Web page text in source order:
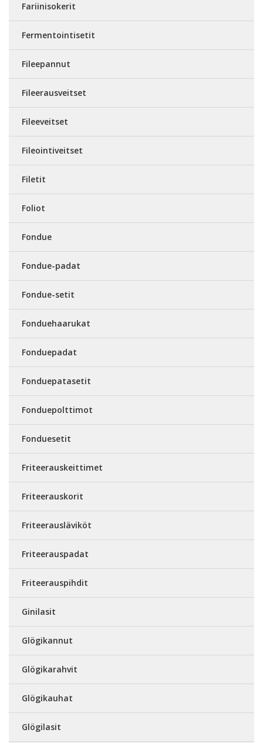
Fariinisokerit
Fermentointisetit
Fileepannut
Fileerausveitset
Fileeveitset
Fileointiveitset
Filetit
Foliot
Fondue
Fondue-padat
Fondue-setit
Fonduehaarukat
Fonduepadat
Fonduepatasetit
Fonduepolttimot
Fonduesetit
Friteerauskeittimet
Friteerauskorit
Friteerausläviköt
Friteerauspadat
Friteerauspihdit
Ginilasit
Glögikannut
Glögikarahvit
Glögikauhat
Glögilasit